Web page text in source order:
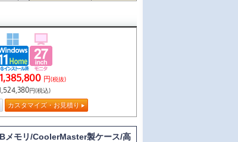
1,385,800 円(税抜)
円(税込)
カスタマイズ・お見積り
メモリ/CoolerMaster製ケース/高